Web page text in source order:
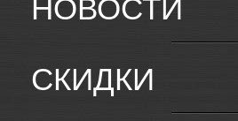
НОВОСТИ
СКИДКИ